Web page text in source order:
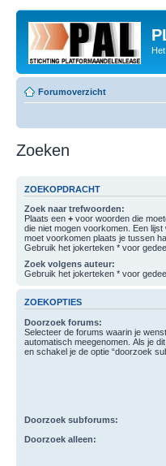
Forumoverzicht
Zoeken
ZOEKOPDRACHT
Zoek naar trefwoorden:
Plaats een + voor woorden die
die niet mogen voorkomen. Een
moet voorkomen plaats je tussen
Gebruik het jokerteken * voor
Zoek volgens auteur:
Gebruik het jokerteken * voor
ZOEKOPTIES
Doorzoek forums:
Selecteer de forums waarin je
automatisch meegenomen. Als je
en schakel je de optie “doorzoek
Doorzoek subforums:
Doorzoek alleen: